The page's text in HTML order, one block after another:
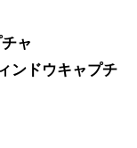
ャ
ンドウキャプチ